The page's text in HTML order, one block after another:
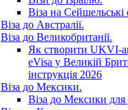
Віза на Сейшельські
Віза до Австралії.
Віза до Великобританії.
Як створити UKVI-
eVisa у Великій
інструкція 2026
Віза до Мексики.
Віза до Мексики для